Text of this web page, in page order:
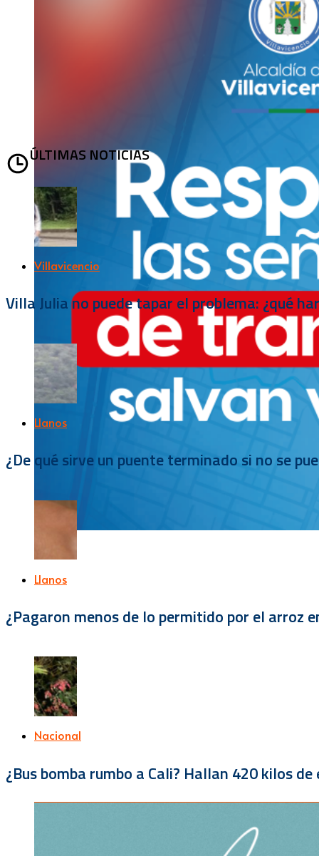
ÚLTIMAS NOTICIAS
Villavicencio
Villa Julia no puede tapar el problema: ¿qué
Llanos
¿De qué sirve un puente terminado si no se
Llanos
¿Pagaron menos de lo permitido por el arroz
Nacional
¿Bus bomba rumbo a Cali? Hallan 420 kilos